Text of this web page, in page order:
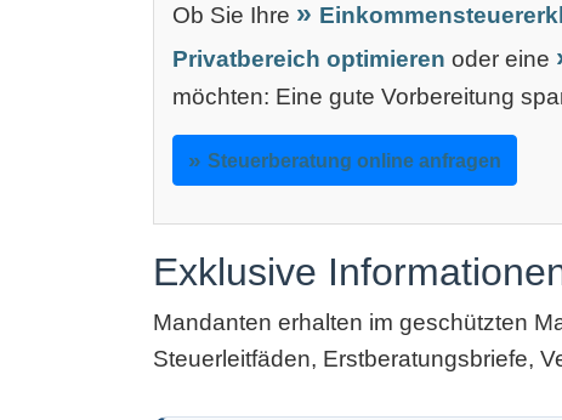
Ob Sie Ihre
Privatbereich optimieren oder eine
möchten: Eine gute Vorbereitung
Steuerberatung online anfragen
Exklusive
Mandanten erhalten im geschützten
Steuerleitfäden, Erstberatungsbriefe,